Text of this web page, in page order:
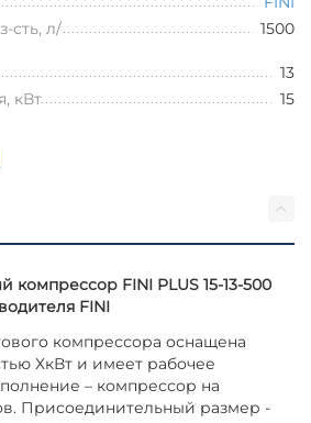
сть, л/
1500
13
кВт
15
компрессор FINI PLUS 15-13-500
FINI
компрессора оснащена
ХкВт и имеет рабочее
– компрессор на
Присоединительный размер -